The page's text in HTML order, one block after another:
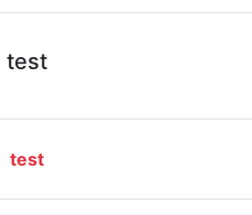
test
test